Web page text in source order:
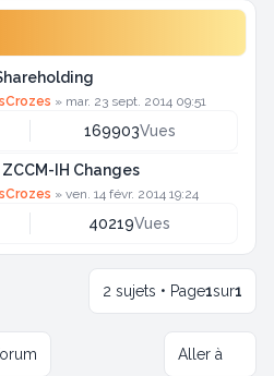
» mar. 23 sept. 2014 09:51
169903Vues
IH Changes
» ven. 14 févr. 2014 19:24
40219Vues
2 sujets • Page1sur1
Aller à